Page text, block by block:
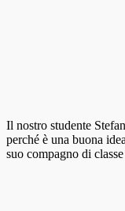
Il nostro studente
perché è una buona
suo compagno di